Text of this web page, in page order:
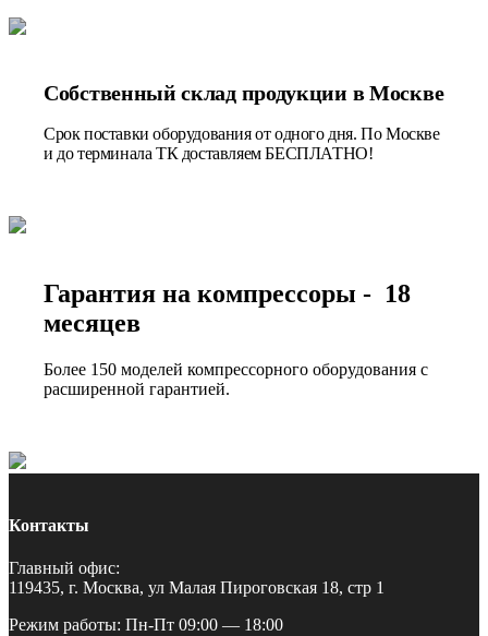
Собственный склад продукции в Москве
Срок поставки оборудования от одного дня. По Москве
и до терминала ТК доставляем БЕСПЛАТНО!
Гарантия на компрессоры - 18
месяцев
Более 150 моделей компрессорного оборудования с
расширенной гарантией.
Контакты
Главный офис:
119435, г. Москва, ул Малая Пироговская 18, стр 1
Режим работы: Пн-Пт 09:00 — 18:00